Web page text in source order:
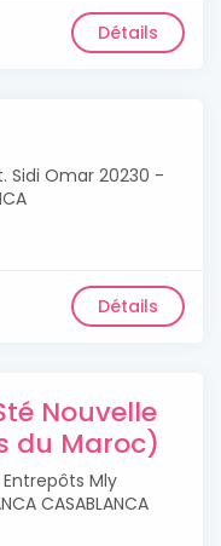
Détails
Sidi Omar 20230 -
Détails
Nouvelle
du Maroc)
Mly
CASABLANCA